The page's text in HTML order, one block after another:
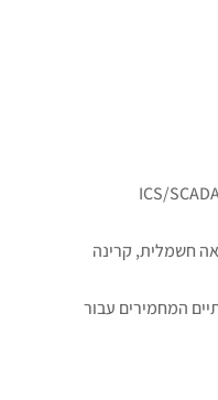
חשמלית, קרינה
המחמירים עבור